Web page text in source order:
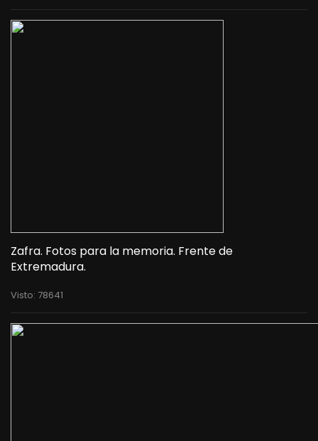
Zafra. Fotos para la memoria. Frente de
Extremadura.
Visto: 78641